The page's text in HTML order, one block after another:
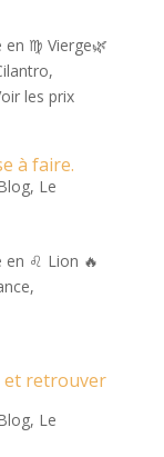
♍️ Vierge🌿
les prix
à faire.
, Le
♌️ Lion 🔥
et retrouver
, Le